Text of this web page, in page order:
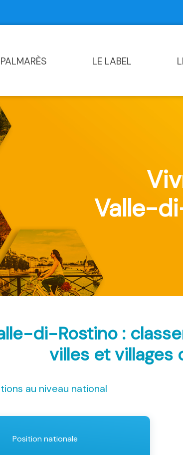
LE LABEL
Valle-
di-Rostino :
villes et villages
au niveau national
Position nationale